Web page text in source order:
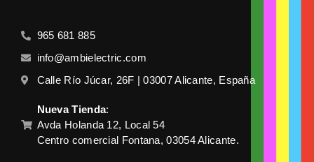
965 681 885
info@ambielectric.com
Calle Río Júcar, 26F | 03007 Alicante, España
Nueva Tienda:
Avda Holanda 12, Local 54
Centro comercial Fontana, 03054 Alicante.